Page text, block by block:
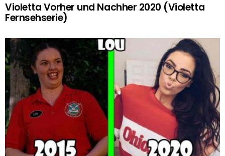
Violetta Vorher und Nachher 2020 (Violetta
Fernsehserie)